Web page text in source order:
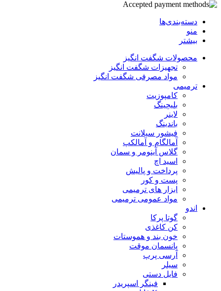
دسته‌بندی‌ها
منو
بیشتر
محصولات شگفت انگیز
تجهیزات شگفت انگیز
مواد مصرفی شگفت انگیز
ترمیمی
کامپوزیت
بلیچینگ
لاینر
باندینگ
فیشور سیلانت
آمالگام و آمالکپ
گلاس آینومر و سمان
اسید اچ
پرداخت و پالیش
پست و کور
ابزار های ترمیمی
مواد عمومی ترمیمی
اندو
گوتا پرکا
کن کاغذی
خون بند و هموستات
پانسمان موقت
آرسی پرپ
سیلر
فایل دستی
فینگر اسپریدر